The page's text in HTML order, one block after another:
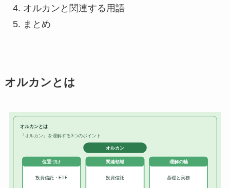
オルカンと関連する用語
まとめ
オルカンとは
オルカンとは
『オルカン』を理解する3つのポイント
オルカン
位置づけ
投資信託・ETF
関連領域
投資信託
理解の軸
基礎と実務